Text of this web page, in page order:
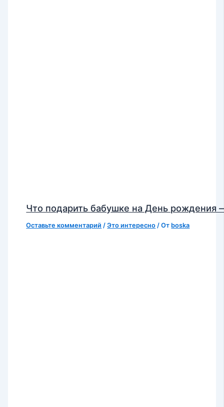
Что подарить бабушке на День рождения
Оставьте комментарий /Это интересно / От boska